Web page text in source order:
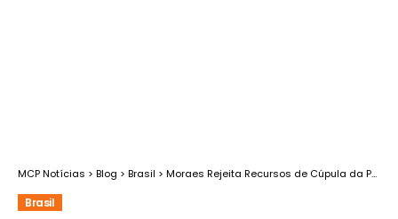
MCP Notícias > Blog > Brasil > Moraes Rejeita Recursos de Cúpula da PMDF Condenada Pelo 8 de Janeiro
Brasil